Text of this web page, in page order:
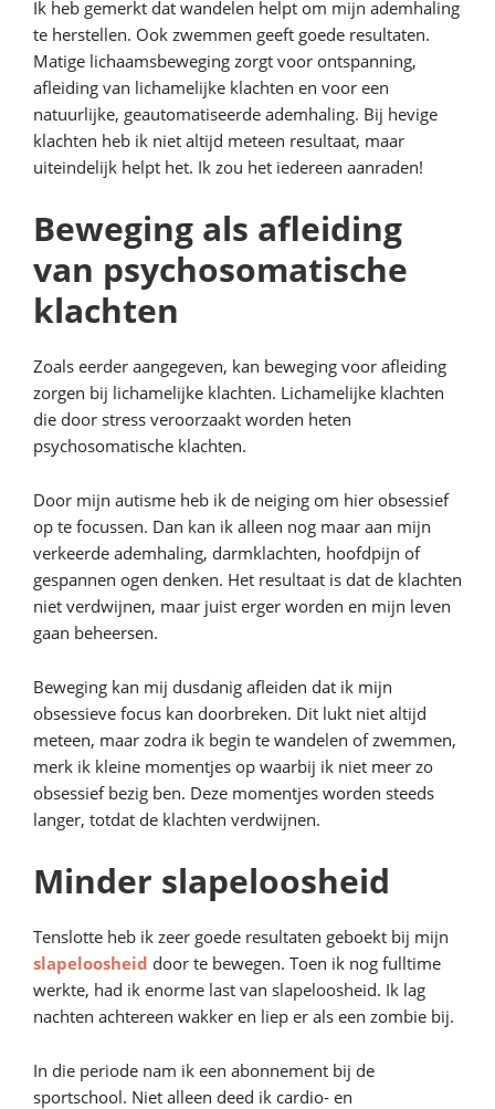
Ik heb gemerkt dat wandelen helpt om mijn ademhaling
te herstellen. Ook zwemmen geeft goede resultaten.
Matige lichaamsbeweging zorgt voor ontspanning,
afleiding van lichamelijke klachten en voor een
natuurlijke, geautomatiseerde ademhaling. Bij hevige
klachten heb ik niet altijd meteen resultaat, maar
uiteindelijk helpt het. Ik zou het iedereen aanraden!
Beweging als afleiding
van psychosomatische
klachten
Zoals eerder aangegeven, kan beweging voor afleiding
zorgen bij lichamelijke klachten. Lichamelijke klachten
die door stress veroorzaakt worden heten
psychosomatische klachten.
Door mijn autisme heb ik de neiging om hier obsessief
op te focussen. Dan kan ik alleen nog maar aan mijn
verkeerde ademhaling, darmklachten, hoofdpijn of
gespannen ogen denken. Het resultaat is dat de klachten
niet verdwijnen, maar juist erger worden en mijn leven
gaan beheersen.
Beweging kan mij dusdanig afleiden dat ik mijn
obsessieve focus kan doorbreken. Dit lukt niet altijd
meteen, maar zodra ik begin te wandelen of zwemmen,
merk ik kleine momentjes op waarbij ik niet meer zo
obsessief bezig ben. Deze momentjes worden steeds
langer, totdat de klachten verdwijnen.
Minder slapeloosheid
Tenslotte heb ik zeer goede resultaten geboekt bij mijn
slapeloosheid door te bewegen. Toen ik nog fulltime
werkte, had ik enorme last van slapeloosheid. Ik lag
nachten achtereen wakker en liep er als een zombie bij.
In die periode nam ik een abonnement bij de
sportschool. Niet alleen deed ik cardio- en